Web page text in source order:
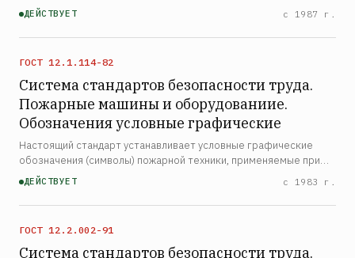
отходов в наземных и подземных могильниках неглубокого
заложения
ДЕЙСТВУЕТ с 1987 г.
ГОСТ 12.1.114-82
Система стандартов безопасности труда.
Пожарные машины и оборудованиие.
Обозначения условные графические
Настоящий стандарт устанавливает условные графические
обозначения (символы) пожарной техники, применяемые при
выполнении учебных и оперативных планов пожаротушения,
иллюстративного материала к описаниям пожаров
ДЕЙСТВУЕТ с 1983 г.
ГОСТ 12.2.002-91
Система стандартов безопасности труда.